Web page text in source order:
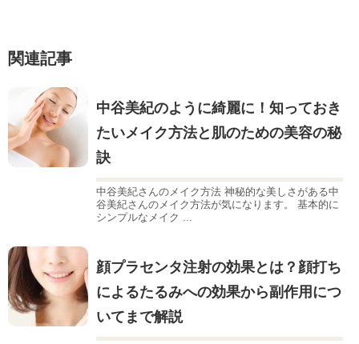
関連記事
中谷美紀のように綺麗に！知っておき
たいメイク方法と肌のための美容の秘
訣
中谷美紀さんのメイク方法 神秘的な美しさがある中
谷美紀さんのメイク方法が気になります。 基本的に
シンプルなメイク ...
顔プラセンタ注射の効果とは？顔打ち
によるたるみへの効果から副作用につ
いてまで解説